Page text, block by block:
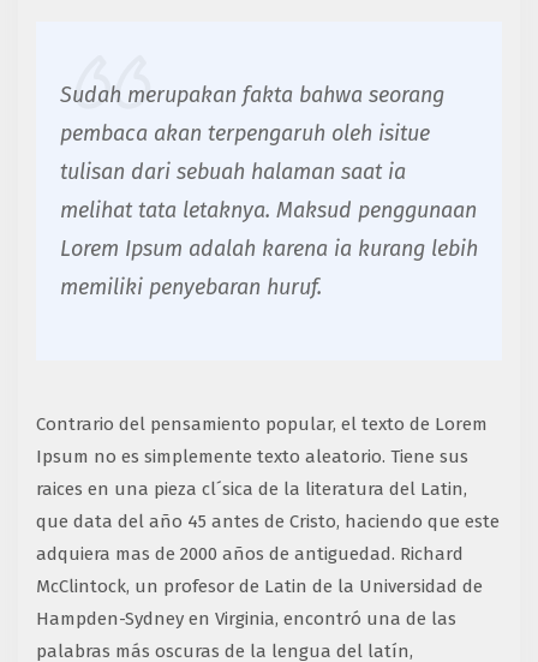
Sudah merupakan fakta bahwa seorang
pembaca akan terpengaruh oleh isitue
tulisan dari sebuah halaman saat ia
melihat tata letaknya. Maksud penggunaan
Lorem Ipsum adalah karena ia kurang lebih
memiliki penyebaran huruf.
Contrario del pensamiento popular, el texto de Lorem
Ipsum no es simplemente texto aleatorio. Tiene sus
raices en una pieza cl´sica de la literatura del Latin,
que data del año 45 antes de Cristo, haciendo que este
adquiera mas de 2000 años de antiguedad. Richard
McClintock, un profesor de Latin de la Universidad de
Hampden-Sydney en Virginia, encontró una de las
palabras más oscuras de la lengua del latín,